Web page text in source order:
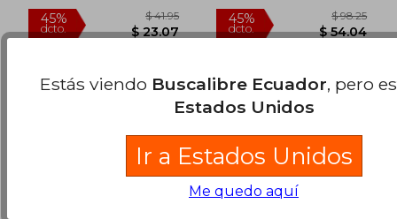
Estás viendo Buscalibre Ecuador, pero
Estados Unidos
Ir a Estados Unidos
Me quedo aquí